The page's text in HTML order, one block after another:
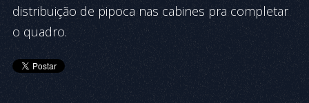
distribuição de pipoca nas cabines pra completar
o quadro.